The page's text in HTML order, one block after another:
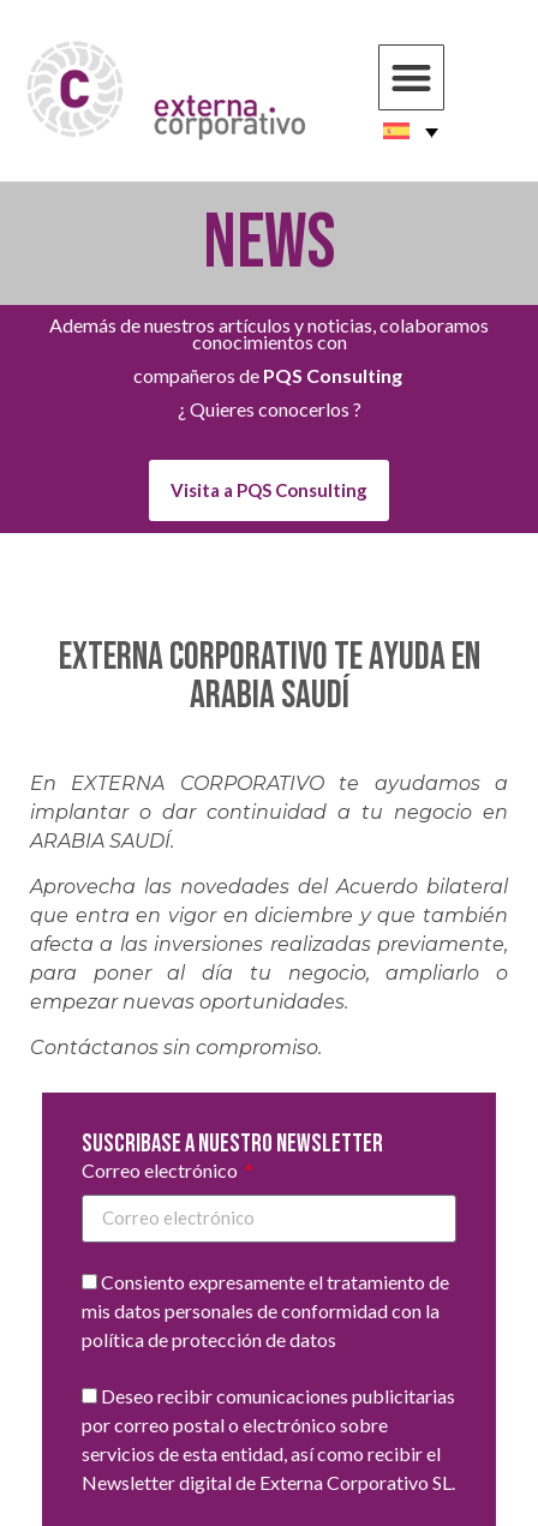
NEWS
Además de nuestros artículos y noticias, colaboramos
conocimientos con
compañeros de PQS Consulting
¿ Quieres conocerlos ?
Visita a PQS Consulting
EXTERNA CORPORATIVO te ayuda en
ARABIA SAUDÍ
En EXTERNA CORPORATIVO te ayudamos a
implantar o dar continuidad a tu negocio en
ARABIA SAUDÍ.
Aprovecha las novedades del Acuerdo bilateral
que entra en vigor en diciembre y que también
afecta a las inversiones realizadas previamente,
para poner al día tu negocio, ampliarlo o
empezar nuevas oportunidades.
Contáctanos sin compromiso.
Suscribase a nuestro newsletter
Correo electrónico
Consiento expresamente el tratamiento de
mis datos personales de conformidad con la
política de protección de datos
Deseo recibir comunicaciones publicitarias
por correo postal o electrónico sobre
servicios de esta entidad, así como recibir el
Newsletter digital de Externa Corporativo SL.